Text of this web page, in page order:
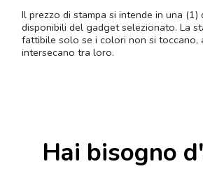
Il prezzo di stampa si intende in una (1)
disponibili del gadget selezionato. La
fattibile solo se i colori non si toccano,
intersecano tra loro.
Hai bisogno